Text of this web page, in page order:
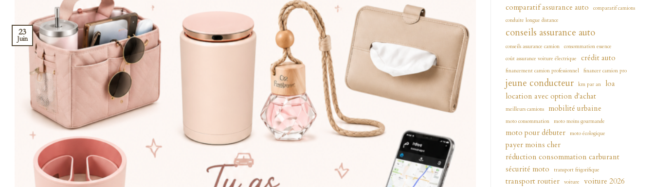
23
Juin
comparatif assurance auto
comparatif camions
conduite longue distance
conseils assurance auto
conseils assurance camion consommation essence
coût assurance voiture électrique
crédit auto
financement camion professionnel financer camion pro
jeune conducteur km par an
loa
location avec option d'achat
meilleurs camions mobilité urbaine
moto consommation moto moins gourmande
moto pour débuter moto écologique
payer moins cher
réduction consommation carburant
sécurité moto
transport frigorifique
transport routier voiture voiture 2026